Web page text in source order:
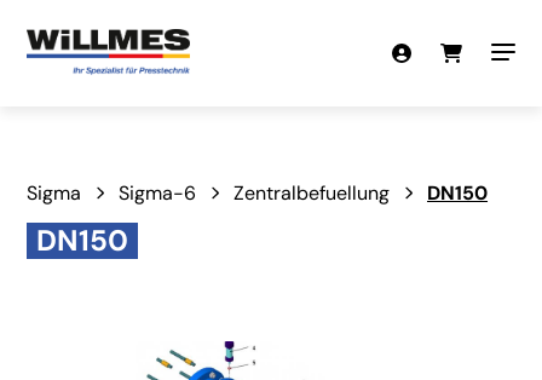
Sigma Sigma-6 Zentralbefuellung DN150
DN150